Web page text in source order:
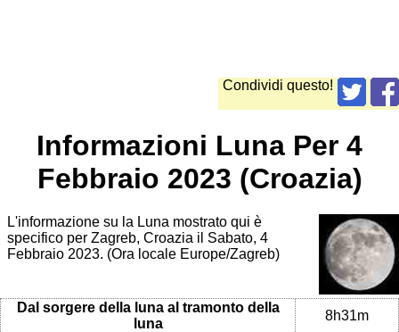
Condividi questo!
Informazioni Luna Per 4
Febbraio 2023 (Croazia)
L'informazione su la Luna mostrato qui è
specifico per Zagreb, Croazia il Sabato, 4
Febbraio 2023. (Ora locale Europe/Zagreb)
Dal sorgere della luna al tramonto della
luna
8h31m